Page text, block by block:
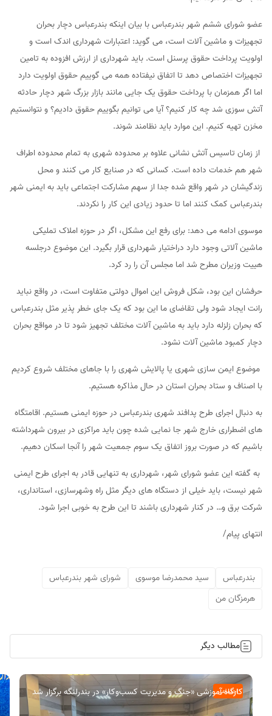
عضو شورای ششم شهر بندرعباس با بیان اینکه بندرعباس دچار بحران
تجهیزات و ماشین آلات است، می گوید: اعتبارات شهرداری اندک است و
اولویت پرداخت حقوق پرسنل است. باید شهرداری از ارزش افزوده به تامین
تجهیزات اختصاص دهد تا اتفاق نیفتاده همه می گوییم حقوق اولویت دارد
اما اگر همزمان با پرداخت حقوق یک جایی مانند بازار بزرگ شهر دچار حادثه
آتش سوزی شد چه کار کنیم؟ آیا می توانیم بگوییم حقوق دادیم؟ و نتوانستیم
مخزن تهیه کنیم. این موارد باید نظامند شوند.
از زمان تاسیس آتش نشانی علاوه بر محدوده شهری به تمام محدوده اطراف
شهر هم خدمات داده است. کسانی که در صنایع کار می کنند و محل
زندگیشان در شهر واقع شده جدا از سهم مشارکت اجتماعی باید به ایمنی شهر
بندرعباس کمک کنند اما تا حدود زیادی این کار را نکردند.
موسوی ادامه می دهد: برای رفع این مشکل، اگر در حوزه املاک تملیکی
ماشین آلاتی وجود دارد دراختیار شهرداری قرار بگیرد. این موضوع درجلسه
هییت وزیران مطرح شد اما مجلس آن را رد کرد.
حرفشان این بود، شکل فروش این اموال دولتی متفاوت است، در واقع نباید
رانت ایجاد شود ولی تقاضای ما این بود که یک جای خطر پذیر مثل بندرعباس
که بحران زلزله دارد باید به ماشین آلات مختلف تجهیز شود تا در مواقع بحران
دچار کمبود ماشین آلات نشود.
موضوع ایمن سازی شهری یا پالایش شهری را با جاهای مختلف شروع کردیم
با اصناف و ستاد بحران استان در حال مذاکره هستیم.
به دنبال اجرای طرح پدافند شهری بندرعباس در حوزه ایمنی هستیم. اقامتگاه
های اضطراری خارج شهر جا نمایی شده چون باید مراکزی در بیرون شهرداشته
باشیم که در صورت بروز اتفاق یک سوم جمعیت شهر را آنجا اسکان دهیم.
به گفته این عضو شورای شهر، شهرداری به تنهایی قادر به اجرای طرح ایمنی
شهر نیست، باید خیلی از دستگاه های دیگر مثل راه وشهرسازی، استانداری،
شرکت برق و… در کنار شهرداری باشند تا این طرح به خوبی اجرا شود.
انتهای پیام/
بندرعباس سید محمدرضا موسوی
شورای شهر بندرعباس
هرمزگان من
مطالب دیگر
اجتماعی
کارگاه آموزشی «جنگ و مدیریت کسب‌وکار» در بندرلنگه برگزار شد